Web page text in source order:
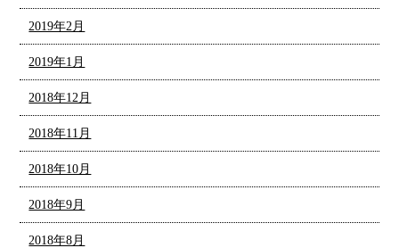
2019年2月
2019年1月
2018年12月
2018年11月
2018年10月
2018年9月
2018年8月